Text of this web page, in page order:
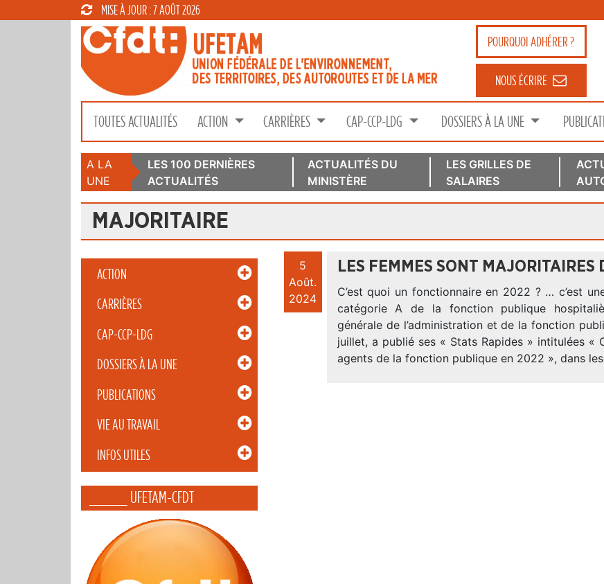
MISE À JOUR : 7 AOÛT 2026
POURQUOIADHÉRER ?
NOUS ÉCRIRE
TOUTES ACTUALITÉS ACTION CARRIÈRES CAP-CCP-LDG DOSSIERS À LA UNE
A LA
UNE
LES 100 DERNIÈRES
ACTUALITÉS
ACTUALITÉS DU
MINISTÈRE
LES GRILLES DE
SALAIRES
MAJORITAIRE
ACTION
CARRIÈRES
CAP-CCP-LDG
DOSSIERS À LA UNE
PUBLICATIONS
VIE AU TRAVAIL
INFOS UTILES
_____ UFETAM-CFDT
5
Août.
2024
LES FEMMES SONT
C’est quoi un fonctionnaire en 2022 ? … c’est
catégorie A de la fonction publique
générale de l’administration et de la fonction
juillet, a publié ses « Stats Rapides » intitulées «
agents de la fonction publique en 2022 », dans